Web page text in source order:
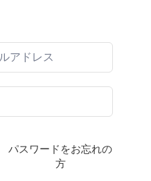
パスワードをお忘れの
方